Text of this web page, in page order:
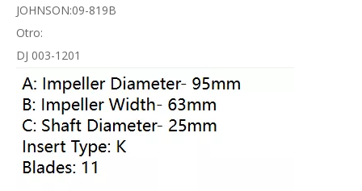
JOHNSON:09-819B
Otro:
DJ 003-1201